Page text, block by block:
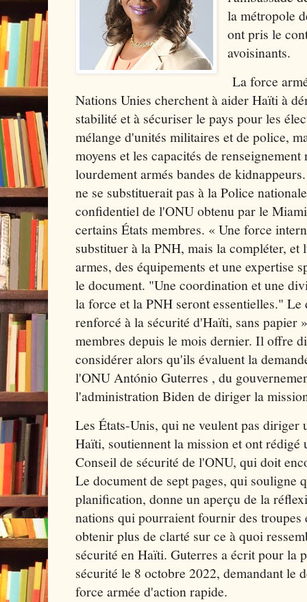
la métropole
ont pris le
avoisinants.
La force
Nations Unies cherchent à aider Haïti à
stabilité et à sécuriser le pays pour les
mélange d'unités militaires et de police,
moyens et les capacités de
lourdement armés bandes de
ne se substituerait pas à la Police
confidentiel de l'ONU obtenu par le
certains États membres. « Une force
substituer à la PNH, mais la compléter,
armes, des équipements et une expertise
le document. "Une coordination et une
la force et la PNH seront essentielles."
renforcé à la sécurité d'Haïti, sans papier
membres depuis le mois dernier. Il offre
considérer alors qu'ils évaluent la
l'ONU António Guterres , du
l'administration Biden de diriger la
Les États-Unis, qui ne veulent pas diriger
Haïti, soutiennent la mission et ont rédigé
Conseil de sécurité de l'ONU, qui doit
Le document de sept pages, qui souligne
planification, donne un aperçu de la
nations qui pourraient fournir des troupes
obtenir plus de clarté sur ce à quoi
sécurité en Haïti. Guterres a écrit pour la
sécurité le 8 octobre 2022, demandant le
force armée d'action rapide.